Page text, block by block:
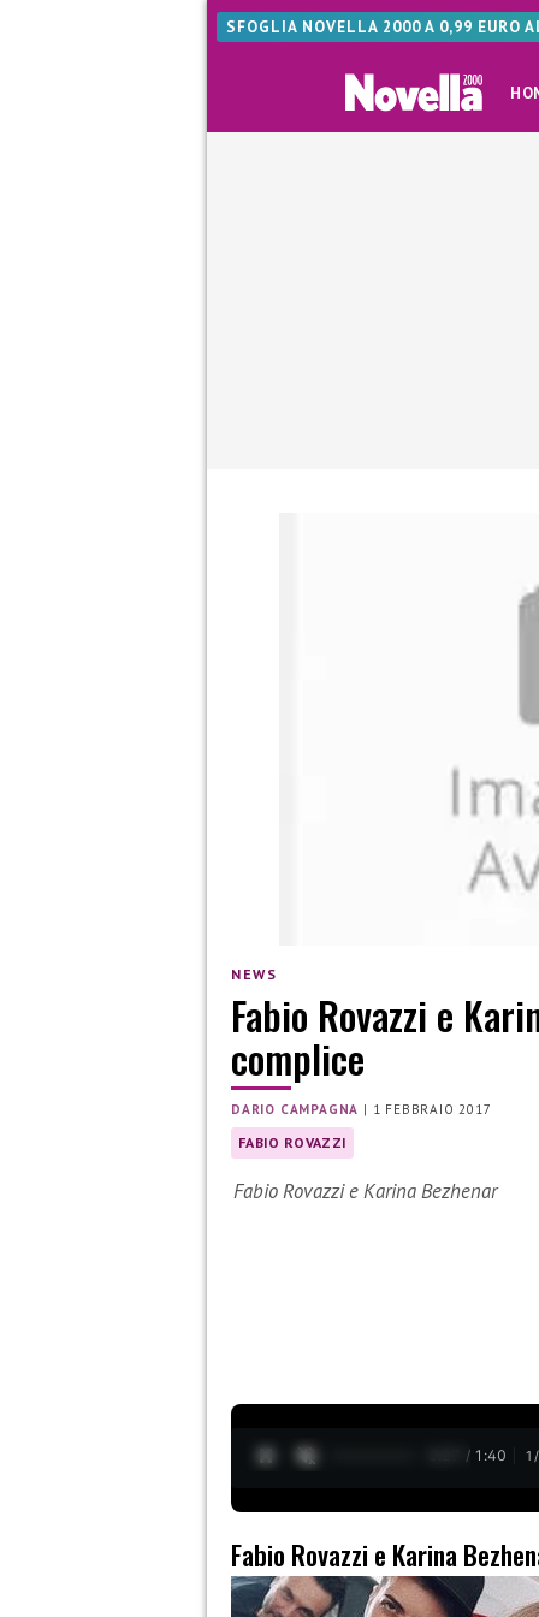
SFOGLIA NOVELLA 2000 A 0,99 EURO
NEWS
Fabio Rovazzi e
complice
DARIO CAMPAGNA | 1 FEBBRAIO 2017
FABIO ROVAZZI
Fabio Rovazzi e Karina Bezhenar
0:27 / 1:40 1 /
Fabio Rovazzi e Karina